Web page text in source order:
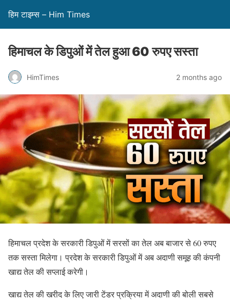
हिम टाइम्स – Him Times
हिमाचल के डिपुओं में तेल हुआ 60 रुपए सस्ता
HimTimes 2 months ago
हिमाचल प्रदेश के सरकारी डिपुओं में सरसों का तेल अब बाजार से 60 रुपए
तक सस्ता मिलेगा। प्रदेश के सरकारी डिपुओं में अब अदाणी समूह की कंपनी
खाद्य तेल की सप्लाई करेगी।
खाद्य तेल की खरीद के लिए जारी टेंडर प्रक्रिया में अदाणी की बोली सबसे